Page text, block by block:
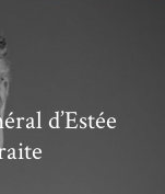
d’Estée